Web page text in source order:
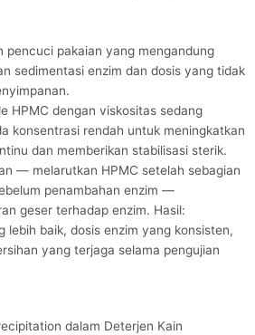
pencuci pakaian yang mengandung
sedimentasi enzim dan dosis yang tidak
HPMC dengan viskositas sedang
konsentrasi rendah untuk meningkatkan
dan memberikan stabilisasi sterik.
— melarutkan HPMC setelah sebagian
penambahan enzim —
geser terhadap enzim. Hasil:
lebih baik, dosis enzim yang konsisten,
yang terjaga selama pengujian
dalam Deterjen Kain